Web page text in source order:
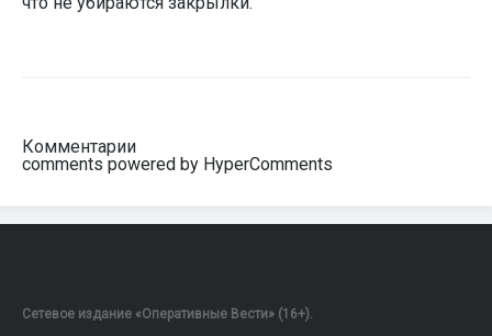
Комментарии
comments powered by HyperComments
Сетевое издание «Оперативные Вести» (16+).